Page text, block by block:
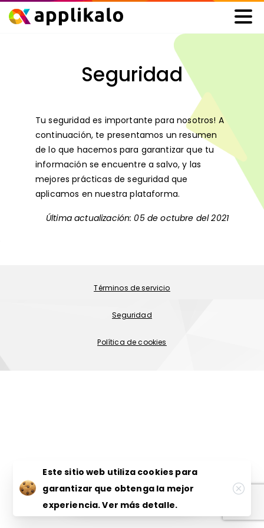
Seguridad
Tu seguridad es importante para nosotros! A
continuación, te presentamos un resumen
de lo que hacemos para garantizar que tu
información se encuentre a salvo, y las
mejores prácticas de seguridad que
aplicamos en nuestra plataforma.
Última actualización: 05 de octubre del 2021
¡Contáctanos ahora!
Términos de servicio
Seguridad
Política de cookies
Este sitio web utiliza cookies para
garantizar que obtenga la mejor
experiencia.Ver más detalle.